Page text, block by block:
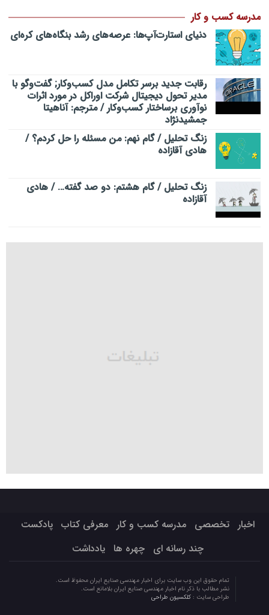
مدرسه کسب و کار
دنیای استارت‌آپ‌ها: عرصه‌های رشد بنگاه‌های کره‌ای‌
رقابت جدید برسر تکامل مدل کسب‌و‌کار; گفت‌وگو با
مدیر تحول دیجیتال شرکت اوراکل در مورد اثرات
نوآوری برساختار کسب‌وکار / مترجم: آناهیتا
جمشیدنژاد
زنگ تحلیل / گام نهم: من مسئله را حل کردم؟ /
هادی آقازاده
زنگ تحلیل / گام هشتم: دو صد گفته… / هادی
آقازاده
اخبار تخصصی مدرسه کسب و کار معرفی کتاب پادکست
چند رسانه ای
چهره ها یادداشت
تمام حقوق این وب سایت برای اخبار مهندسی صنایع ایران محفوظ است.
نشر مطالب با ذکر نام اخبار مهندسی صنایع ایران بلامانع است.
طراحی سایت : کلکسیون طراحی